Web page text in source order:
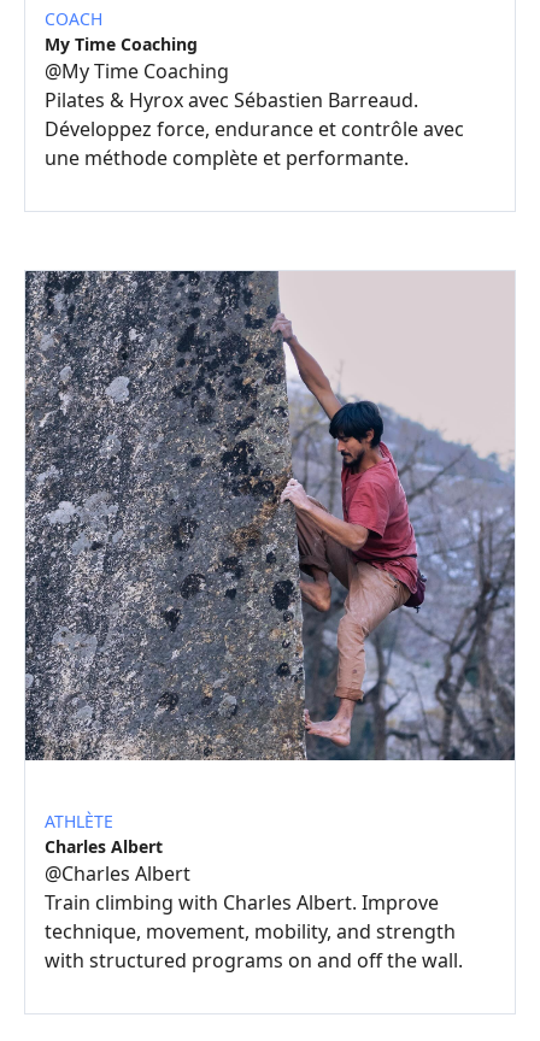
COACH
My Time Coaching
@My Time Coaching
Pilates & Hyrox avec Sébastien Barreaud.
Développez force, endurance et contrôle avec
une méthode complète et performante.
ATHLÈTE
Charles Albert
@Charles Albert
Train climbing with Charles Albert. Improve
technique, movement, mobility, and strength
with structured programs on and off the wall.